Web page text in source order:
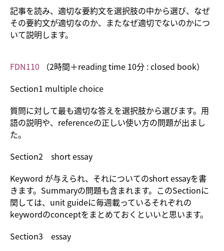
記事を読み、適切な要約文を選択肢の中から選び、なぜ
その要約文が適切なのか、またなぜ適切でないのかにつ
いて説明します。
FDN110 （2時間＋reading time 10分 : closed book）
Section1 multiple choice
質問に対して最も適切な答えを選択肢から選びます。用
語の説明や、referenceの正しい使い方の問題が出まし
た。
Section2 short essay
Keyword が与えられ、それについてのshort essayを書
きます。Summaryの問題も含まれます。このSectionに
関しては、unit guideに毎週載っているそれぞれの
keywordのconceptをまとめておくといいと思います。
Section3 essay